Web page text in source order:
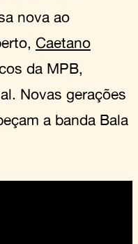
nova ao
Caetano
da MPB,
Novas gerações
a banda Bala